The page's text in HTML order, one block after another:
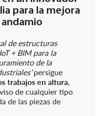
para la mejora
de estructuras
+ BIM para la
de la
persigue
trabajos en altura
de cualquier tipo
de las piezas de